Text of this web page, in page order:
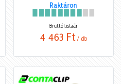
Raktáron
Bruttó listaár
4 463 Ft / db